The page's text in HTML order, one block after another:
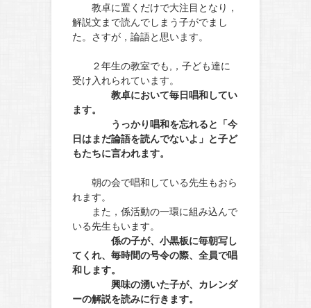
教卓に置くだけで大注目となり，
解説文まで読んでしまう子がでまし
た。さすが，論語と思います。
２年生の教室でも,，子ども達に
受け入れられています。
教卓において毎日唱和してい
ます。
うっかり唱和を忘れると「今
日はまだ論語を読んでないよ」と子ど
もたちに言われます。
朝の会で唱和している先生もおら
れます。
また，係活動の一環に組み込んで
いる先生もいます。
係の子が、小黒板に毎朝写し
てくれ、毎時間の号令の際、全員で唱
和します。
興味の湧いた子が、カレンダ
ーの解説を読みに行きます。